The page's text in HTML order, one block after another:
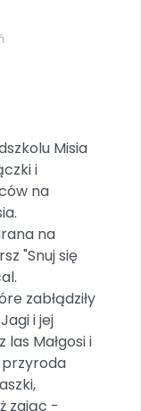
Misia
i
na
na
"Snuj się
zabłądziły
i jej
Małgosi i
przyroda
zając -